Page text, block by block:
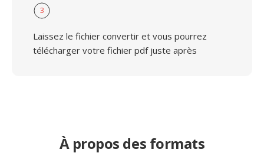
3
Laissez le fichier convertir et vous pourrez
télécharger votre fichier pdf juste après
À propos des formats